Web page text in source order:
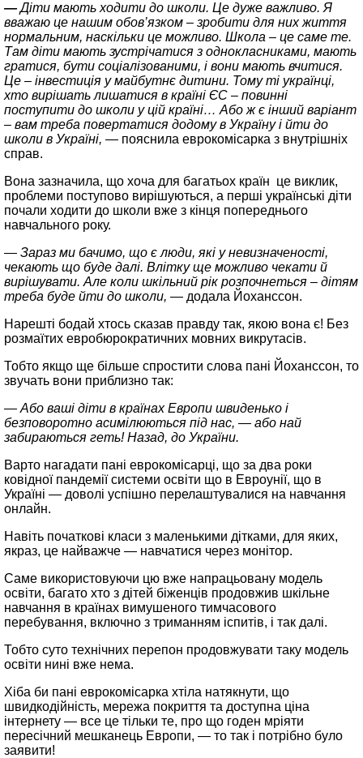
—Діти мають ходити до школи. Це дуже важливо. Я
вважаю це нашим обов’язком – зробити для них життя
нормальним, наскільки це можливо. Школа – це саме те.
Там діти мають зустрічатися з однокласниками, мають
гратися, бути соціалізованими, і вони мають вчитися.
Це – інвестиція у майбутнє дитини. Тому ті українці,
хто вирішать лишатися в країні ЄС – повинні
поступити до школи у цій країні… Або ж є інший варіант
– вам треба повертатися додому в Україну і йти до
школи в Україні, — пояснила еврокомісарка з внутрішніх
справ.
Вона зазначила, що хоча для багатьох країн це виклик,
проблеми поступово вирішуються, а перші українські діти
почали ходити до школи вже з кінця попереднього
навчального року.
— Зараз ми бачимо, що є люди, які у невизначеності,
чекають що буде далі. Влітку ще можливо чекати й
вирішувати. Але коли шкільний рік розпочнеться – дітям
треба буде йти до школи, — додала Йоханссон.
Нарешті бодай хтось сказав правду так, якою вона є! Без
розмаїтих евробюрократичних мовних викрутасів.
Тобто якщо ще більше спростити слова пані Йоханссон, то
звучать вони приблизно так:
— Або ваші діти в країнах Европи швиденько і
безповоротно асимілюються під нас, — або най
забираються геть! Назад, до України.
Варто нагадати пані еврокомісарці, що за два роки
ковідної пандемії системи освіти що в Евроунії, що в
Україні — доволі успішно перелаштувалися на навчання
онлайн.
Навіть початкові класи з маленькими дітками, для яких,
якраз, це найважче — навчатися через монітор.
Саме використовуючи цю вже напрацьовану модель
освіти, багато хто з дітей біженців продовжив шкільне
навчання в країнах вимушеного тимчасового
перебування, включно з триманням іспитів, і так далі.
Тобто суто технічних перепон продовжувати таку модель
освіти нині вже нема.
Хіба би пані еврокомісарка хтіла натякнути, що
швидкодійність, мережа покриття та доступна ціна
інтернету — все це тільки те, про що годен мріяти
пересічний мешканець Европи, — то так і потрібно було
заявити!